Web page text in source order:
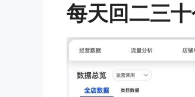
每天回二三